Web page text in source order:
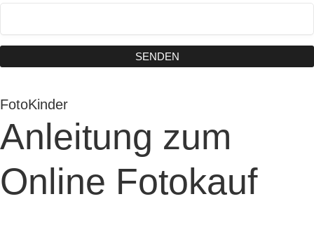
SENDEN
FotoKinder
Anleitung zum
Online Fotokauf